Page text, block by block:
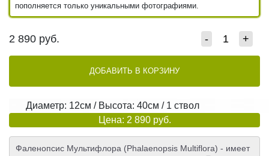
пополняется только уникальными фотографиями.
2 890 руб. - +
ДОБАВИТЬ В КОРЗИНУ
Диаметр: 12см / Высота: 40см / 1 ствол
Цена: 2 890 руб.
Фаленопсис Мультифлора (Phalaenopsis Multiflora) - имеет